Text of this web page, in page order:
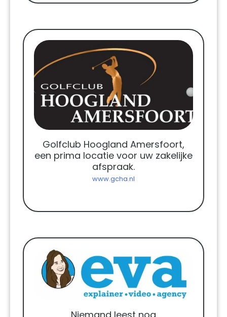
Golfclub Hoogland Amersfoort,
een prima locatie voor uw zakelijke
afspraak.
www.gcha.nl